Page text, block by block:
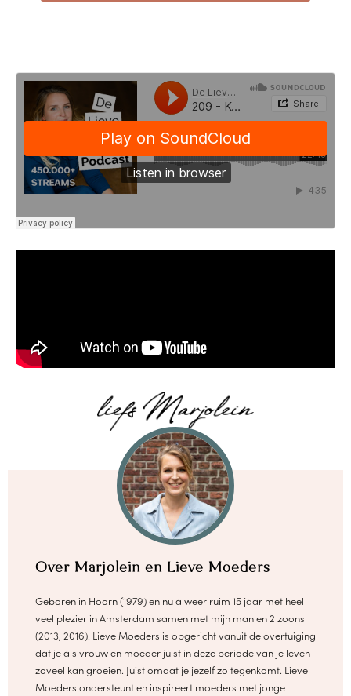
Over Marjolein en Lieve Moeders
Geboren in Hoorn (1979) en nu alweer ruim 15 jaar met heel
veel plezier in Amsterdam samen met mijn man en 2 zoons
(2013, 2016). Lieve Moeders is opgericht vanuit de overtuiging
dat je als vrouw en moeder juist in deze periode van je leven
zoveel kan groeien. Juist omdat je jezelf zo tegenkomt. Lieve
Moeders ondersteunt en inspireert moeders met jonge